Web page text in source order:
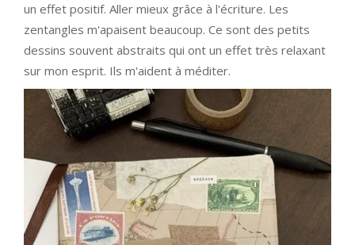
un effet positif. Aller mieux grâce à l'écriture. Les
zentangles m'apaisent beaucoup. Ce sont des petits
dessins souvent abstraits qui ont un effet très relaxant
sur mon esprit. Ils m'aident à méditer.